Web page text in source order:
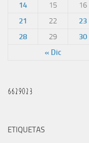
« Dic
14
15 16
21
22 23
28
29 30
ETIQUETAS